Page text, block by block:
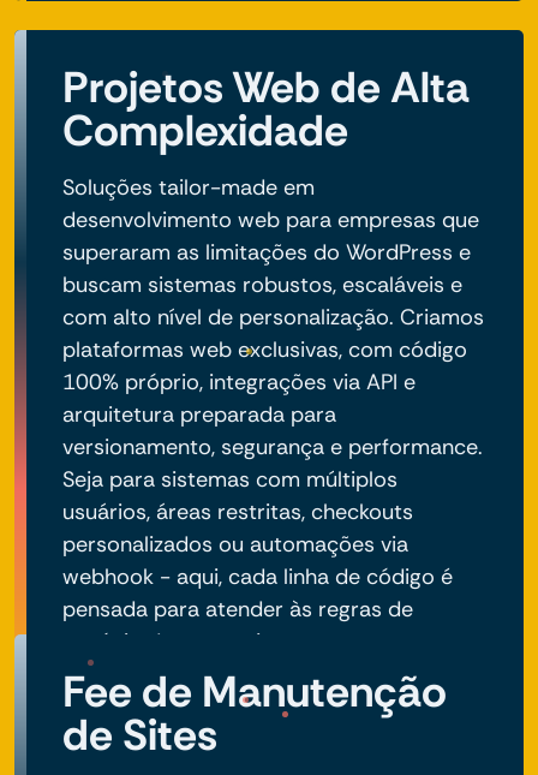
Projetos Web de Alta
Complexidade
Soluções tailor-made em
desenvolvimento web para empresas que
superaram as limitações do WordPress e
buscam sistemas robustos, escaláveis e
com alto nível de personalização. Criamos
plataformas web exclusivas, com código
100% próprio, integrações via API e
arquitetura preparada para
versionamento, segurança e performance.
Seja para sistemas com múltiplos
usuários, áreas restritas, checkouts
personalizados ou automações via
webhook - aqui, cada linha de código é
pensada para atender às regras de
negócio do seu projeto.
Fee de Manutenção
de Sites